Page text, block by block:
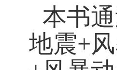
本书
地震+